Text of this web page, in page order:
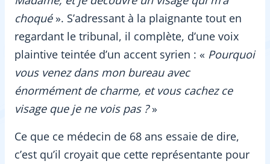
choqué». S’adressant à la plaignante tout en
regardant le tribunal, il complète, d’une voix
plaintive teintée d’un accent syrien : « Pourquoi
vous venez dans mon bureau avec
énormément de charme, et vous cachez ce
visage que je ne vois pas ?»
Ce que ce médecin de 68 ans essaie de dire,
c’est qu’il croyait que cette représentante pour